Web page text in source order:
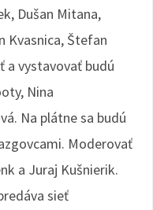
Dušan Mitana,
Kvasnica, Štefan
a vystavovať budú
Nina
Na plátne sa budú
Moderovať
a Juraj Kušnierik.
sieť